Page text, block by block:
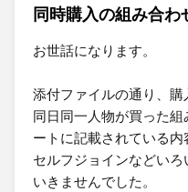
同時購入の組み合わ
お世話になります。​
添付ファイルの通り、購
同日同一​人物が買った
ートに記載されている内
セルフジョインなどい
いきませんでした。